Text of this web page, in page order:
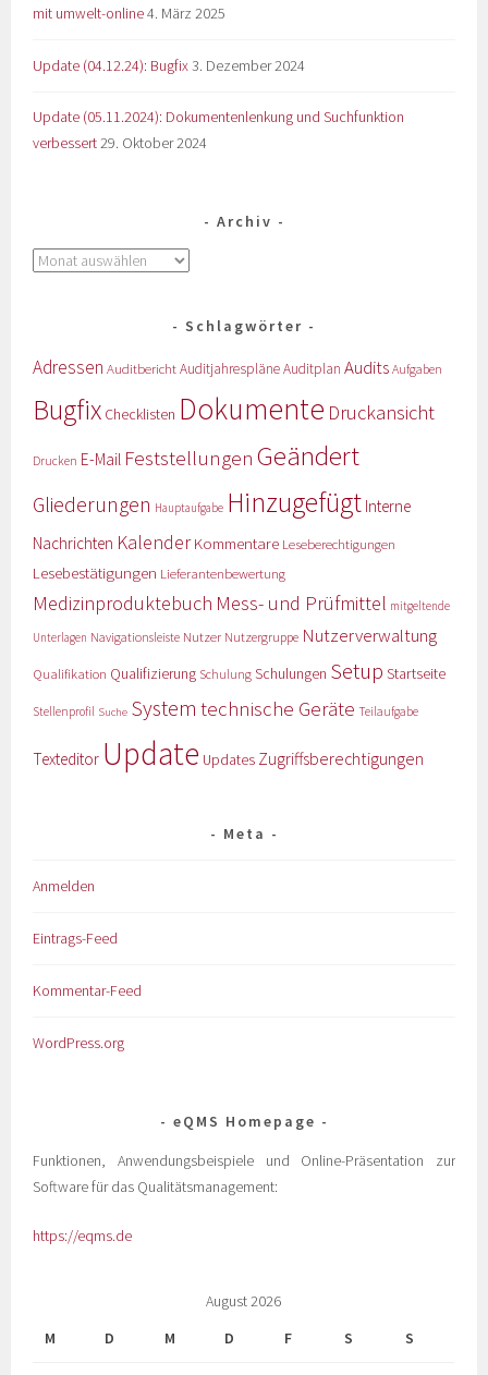
mit umwelt-online4. März 2025
Update (04.12.24): Bugfix 3. Dezember 2024
Update (05.11.2024): Dokumentenlenkung und Suchfunktion
verbessert29. Oktober 2024
Archiv
Schlagwörter
Adressen AuditberichtAuditjahrespläneAuditplan Audits Aufgaben
Bugfix Checklisten Dokumente Druckansicht
Drucken E-Mail Feststellungen Geändert
Gliederungen Hauptaufgabe Hinzugefügt Interne
Nachrichten KalenderKommentare Leseberechtigungen
Lesebestätigungen Lieferantenbewertung
Medizinproduktebuch Mess- und Prüfmittel mitgeltende
Unterlagen Navigationsleiste Nutzer Nutzergruppe Nutzerverwaltung
Qualifikation Qualifizierung Schulung Schulungen Setup Startseite
Stellenprofil Suche System technische Geräte Teilaufgabe
Texteditor Update Updates Zugriffsberechtigungen
Meta
Anmelden
Eintrags-Feed
Kommentar-Feed
WordPress.org
eQMS Homepage
Funktionen, Anwendungsbeispiele und Online-Präsentation zur
Software für das Qualitätsmanagement:
https://eqms.de
August 2026
M
D M D F S S